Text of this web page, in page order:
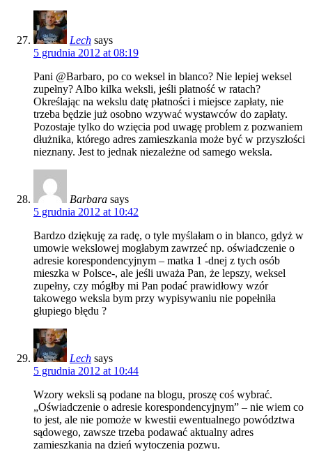
Lech says
5 grudnia 2012 at 08:19
Pani @Barbaro, po co weksel in blanco? Nie lepiej weksel
zupełny? Albo kilka weksli, jeśli płatność w ratach?
Określając na wekslu datę płatności i miejsce zapłaty, nie
trzeba będzie już osobno wzywać wystawców do zapłaty.
Pozostaje tylko do wzięcia pod uwagę problem z pozwaniem
dłużnika, którego adres zamieszkania może być w przyszłości
nieznany. Jest to jednak niezależne od samego weksla.
Barbara says
5 grudnia 2012 at 10:42
Bardzo dziękuję za radę, o tyle myślałam o in blanco, gdyż w
umowie wekslowej mogłabym zawrzeć np. oświadczenie o
adresie korespondencyjnym – matka 1 -dnej z tych osób
mieszka w Polsce-, ale jeśli uważa Pan, że lepszy, weksel
zupełny, czy mógłby mi Pan podać prawidłowy wzór
takowego weksla bym przy wypisywaniu nie popełniła
głupiego błędu ?
Lech says
5 grudnia 2012 at 10:44
Wzory weksli są podane na blogu, proszę coś wybrać.
„Oświadczenie o adresie korespondencyjnym” – nie wiem co
to jest, ale nie pomoże w kwestii ewentualnego powództwa
sądowego, zawsze trzeba podawać aktualny adres
zamieszkania na dzień wytoczenia pozwu.